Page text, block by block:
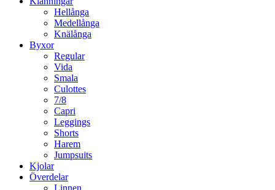
Hellånga
Medellånga
Knälånga
Byxor
Regular
Vida
Smala
Culottes
7/8
Capri
Leggings
Shorts
Harem
Jumpsuits
Kjolar
Överdelar
Linnen